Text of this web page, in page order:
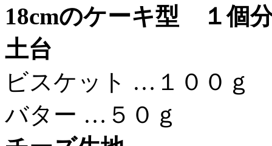
18cmのケーキ型 １個
土台
ビスケット …１００ｇ
バター …５０ｇ